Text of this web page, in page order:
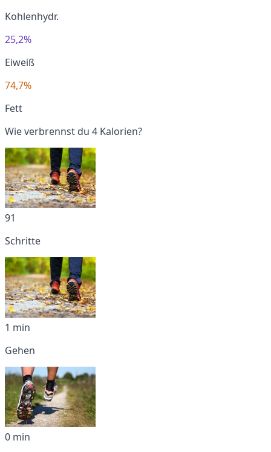
Kohlenhydr.
25,2%
Eiweiß
74,7%
Fett
Wie verbrennst du 4 Kalorien?
91
Schritte
1 min
Gehen
0 min